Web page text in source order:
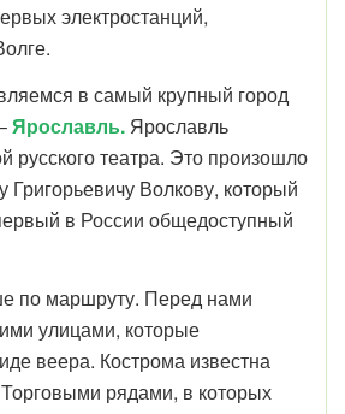
электростанций,
в самый крупный город
Ярославль. Ярославль
русского театра. Это произошло
Григорьевичу Волкову, который
в России общедоступный
по маршруту. Перед нами
улицами, которые
веера. Кострома известна
рядами, в которых